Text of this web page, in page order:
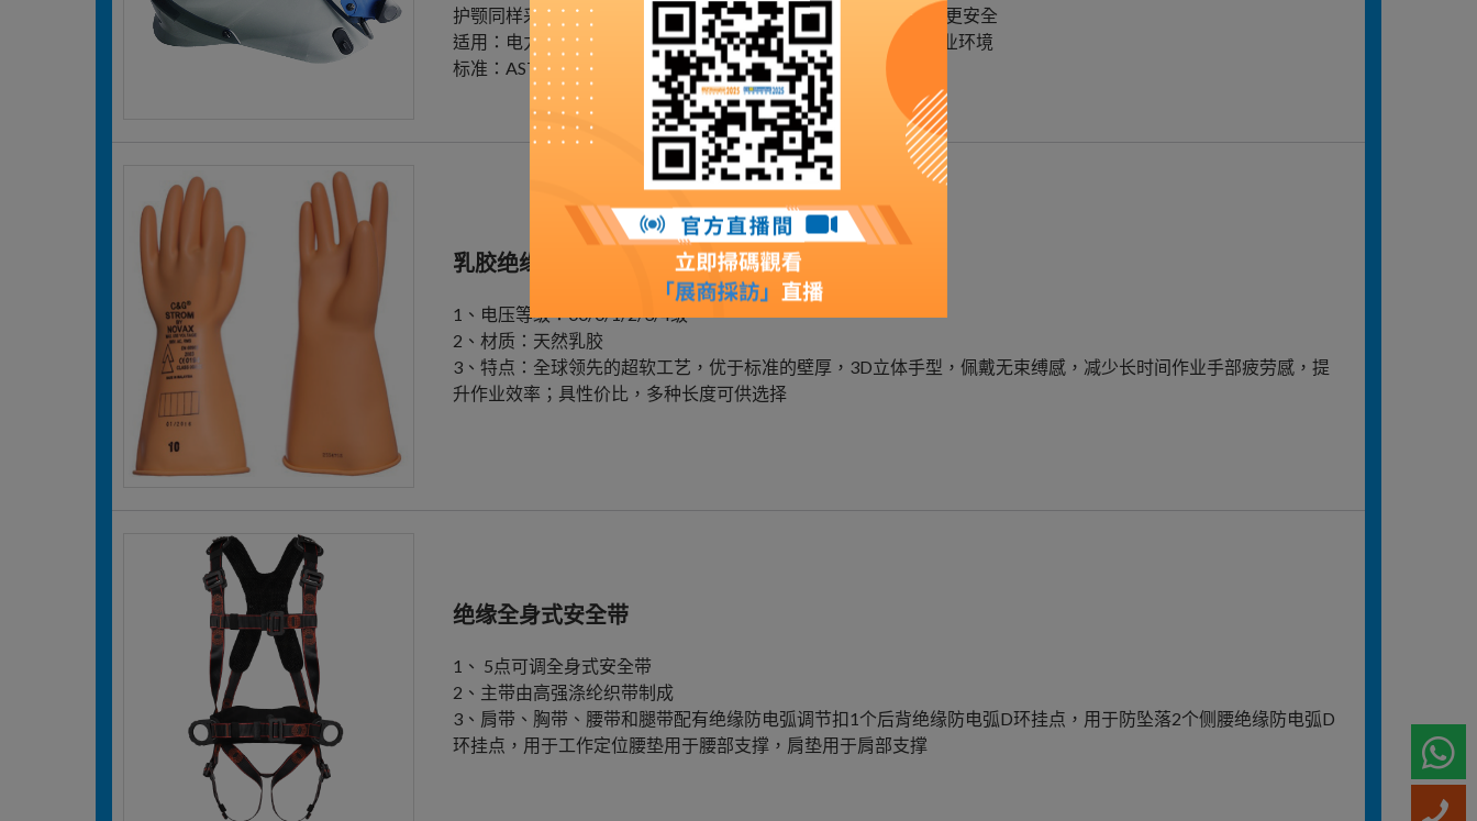
护颚同样采取高透灰设计，低头作业时不会影响下方视线，作业更安全
适用：电力/配电柜/新能源汽车制造、维修等存在电弧危害的作业环境
标准：ASTM F2178/ F2178M-20
乳胶绝缘手套
1、电压等级：00/0/1/2/3/4级
2、材质：天然乳胶
3、特点：全球领先的超软工艺，优于标准的壁厚，3D立体手型，佩戴无束缚感，减少长时间作业手部疲劳感，提
升作业效率；具性价比，多种长度可供选择
绝缘全身式安全带
1、 5点可调全身式安全带
2、主带由高强涤纶织带制成
3、肩带、胸带、腰带和腿带配有绝缘防电弧调节扣1个后背绝缘防电弧D环挂点，用于防坠落2个侧腰绝缘防电弧D
环挂点，用于工作定位腰垫用于腰部支撑，肩垫用于肩部支撑